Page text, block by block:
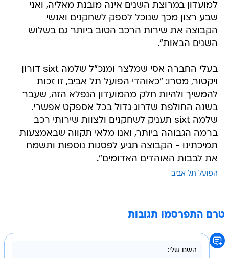
למועדון במרוצת השנים אינה מובנת מאליה, ואני
שבע רצון מכך שנוכל לספק לשחקנים ואנשי
הקבוצה את שירות הרכב הטוב ביותר גם בשלוש
השנים הבאות".
בעלי החברה אסי שמלצר ומנכ"ל שלמה sixt דורון
ויקטור, מסרו: "כאוהדי הפועל תל אביב, זו זכות
להמשיך ולהיות חלק מהמועדון הנפלא הזה, שעבר
בשנה החולפת שדרוג גדול בכל אספקט אפשרי.
שלמה sixt תעניק לשחקנים ולצוות שירותי רכב
ברמה הגבוהה ביותר, ואנו מלאי תקווה שבאמצעות
תמיכתינו - הקבוצה תגיע לפסגות נוספות ותשמח
את לבבות האוהדים האדומים".
הפועל תל אביב
טרם התפרסמו תגובות